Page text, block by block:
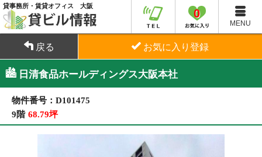
貸事務所・賃貸オフィス 大阪
MENU
0
戻る お気に入り登録
日清食品ホールディングス大阪本社
物件番号：D101475
9階 68.79坪